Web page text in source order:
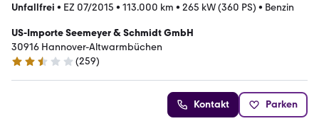
Unfallfrei • EZ 07/2015 • 113.000 km • 265 kW (360 PS) • Benzin
US-Importe Seemeyer & Schmidt GmbH
30916 Hannover-Altwarmbüchen
2.5 Sterne
(259)
Kontakt Parken